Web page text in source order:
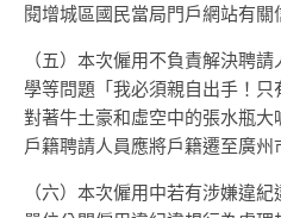
閱增城區國民當局門戶網站有關
（五）本次僱用不負責解決聘
學等問題「我必須親自出手！
對著牛土豪和虛空中的張水瓶
戶籍聘請人員應將戶籍遷至廣州
（六）本次僱用中若有涉嫌違